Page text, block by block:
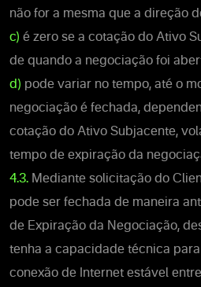
não for a mesma que a direção
c) é zero se a cotação do Ativo
de quando a negociação foi
d) pode variar no tempo, até o
negociação é fechada,
cotação do Ativo Subjacente,
tempo de expiração da
4.3. Mediante solicitação do
pode ser fechada de maneira
de Expiração da Negociação,
tenha a capacidade técnica
conexão de Internet estável